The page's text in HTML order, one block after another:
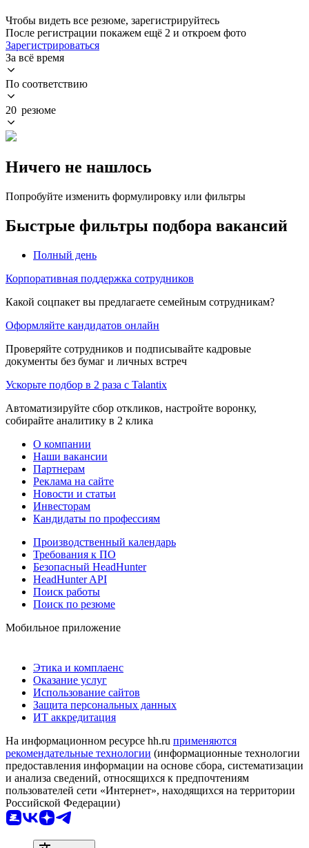
Чтобы видеть все резюме, зарегистрируйтесь
После регистрации покажем ещё 2 и откроем фото
Зарегистрироваться
За всё время
По соответствию
20 резюме
Ничего не нашлось
Попробуйте изменить формулировку или фильтры
Быстрые фильтры подбора вакансий
Полный день
Корпоративная поддержка сотрудников
Какой соцпакет вы предлагаете семейным сотрудникам?
Оформляйте кандидатов онлайн
Проверяйте сотрудников и подписывайте кадровые
документы без бумаг и личных встреч
Ускорьте подбор в 2 раза с Talantix
Автоматизируйте сбор откликов, настройте воронку,
собирайте аналитику в 2 клика
О компании
Наши вакансии
Партнерам
Реклама на сайте
Новости и статьи
Инвесторам
Кандидаты по профессиям
Производственный календарь
Требования к ПО
Безопасный HeadHunter
HeadHunter API
Поиск работы
Поиск по резюме
Мобильное приложение
Этика и комплаенс
Оказание услуг
Использование сайтов
Защита персональных данных
ИТ аккредитация
На информационном ресурсе hh.ru применяются
рекомендательные технологии (информационные технологии
предоставления информации на основе сбора, систематизации
и анализа сведений, относящихся к предпочтениям
пользователей сети «Интернет», находящихся на территории
Российской Федерации)